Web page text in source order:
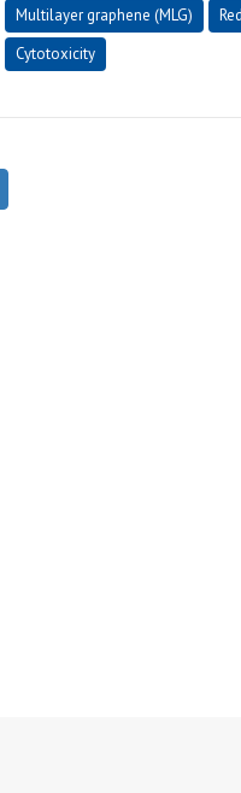
Multilayer graphene (MLG)
Cytotoxicity